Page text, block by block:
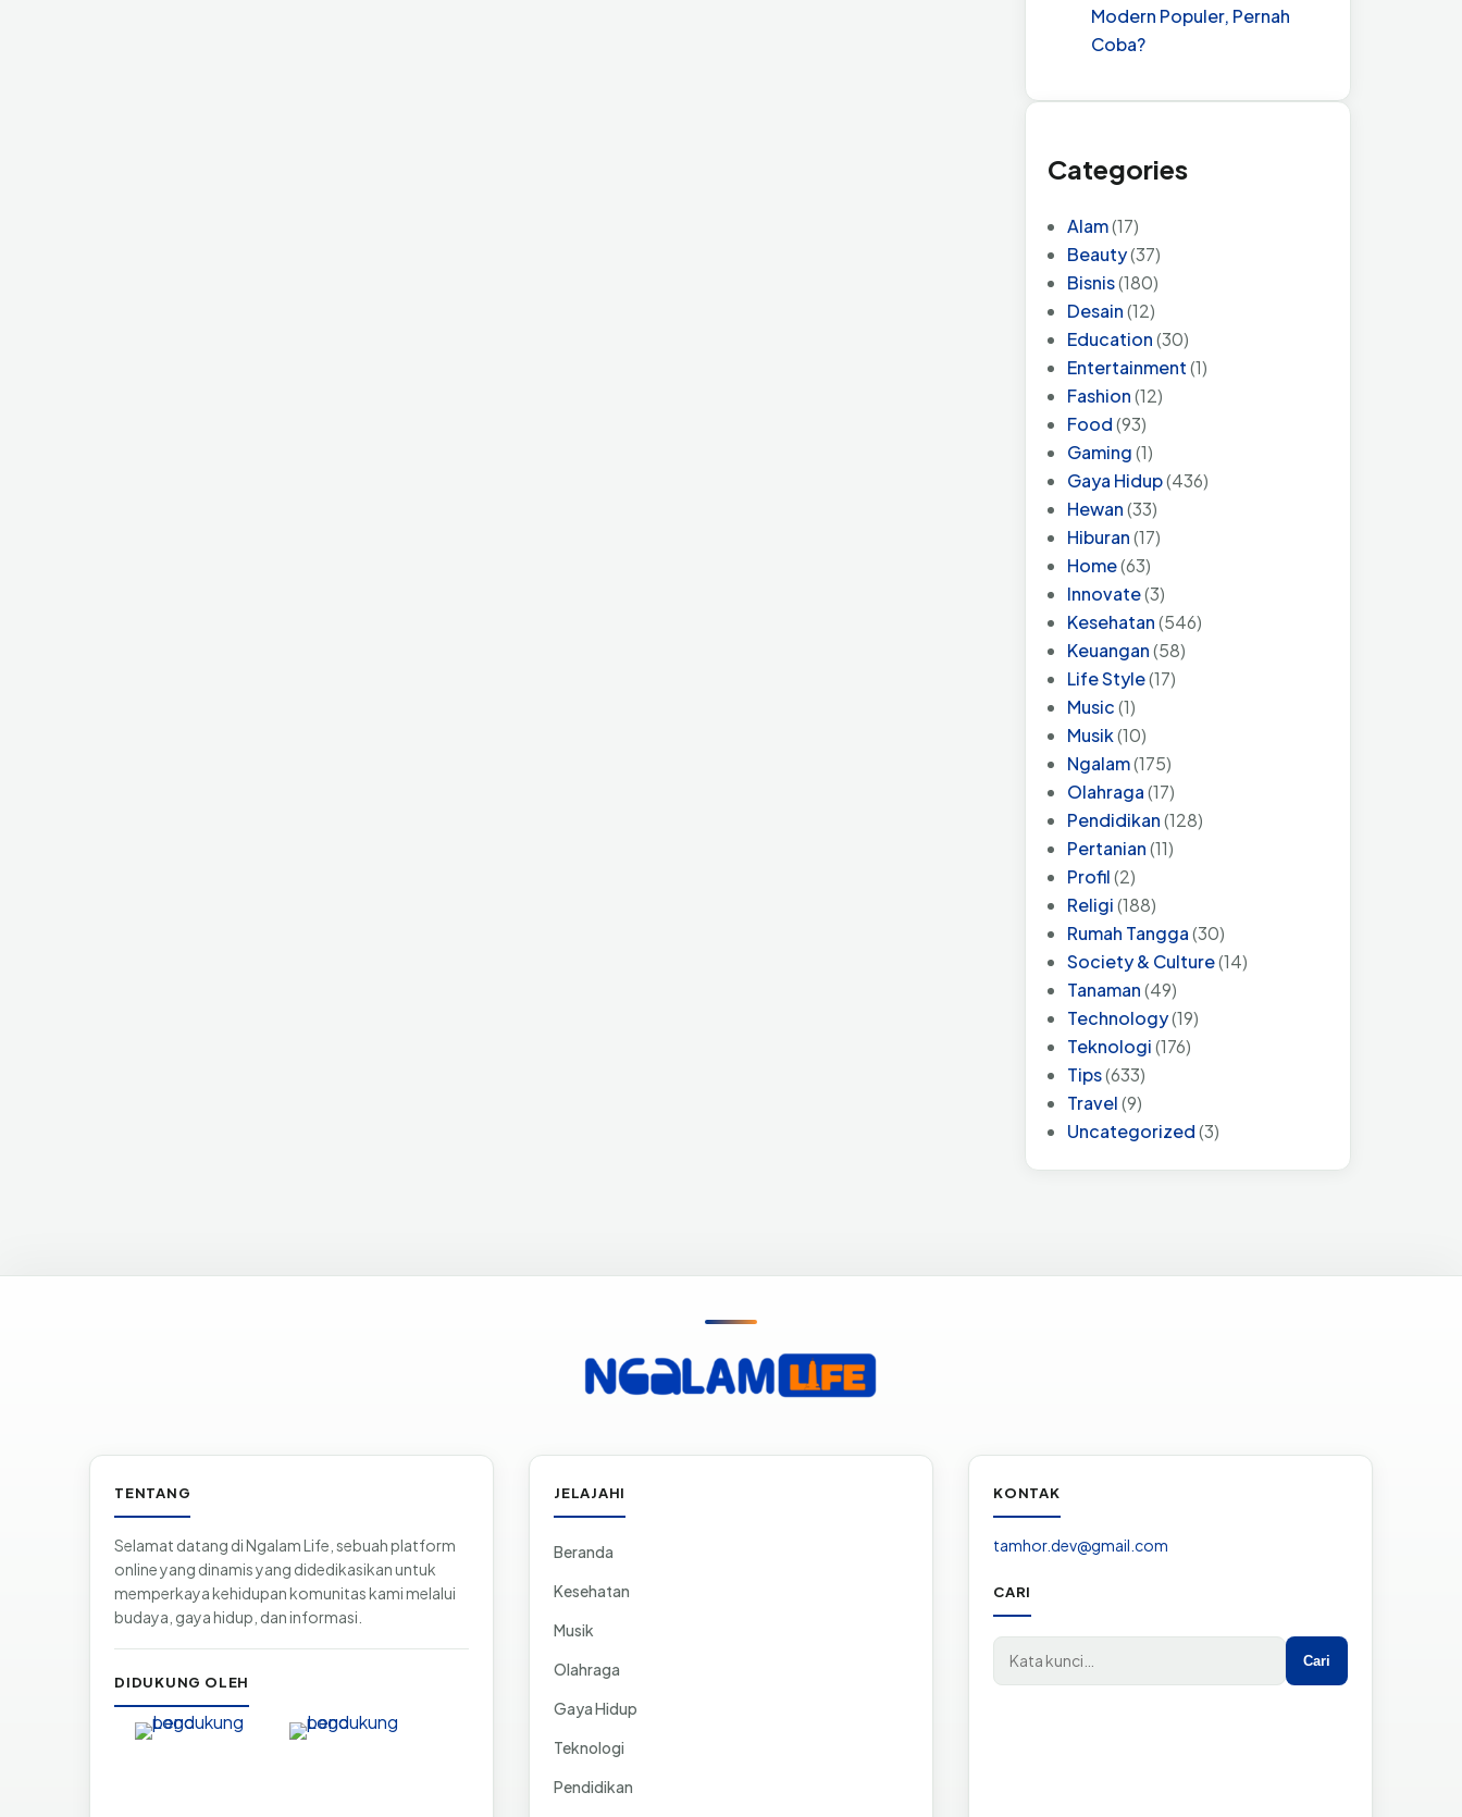
Modern Populer, Pernah
Coba?
Categories
Alam(17)
Beauty(37)
Bisnis(180)
Desain(12)
Education(30)
Entertainment(1)
Fashion(12)
Food(93)
Gaming(1)
Gaya Hidup(436)
Hewan(33)
Hiburan(17)
Home(63)
Innovate(3)
Kesehatan(546)
Keuangan(58)
Life Style(17)
Music(1)
Musik(10)
Ngalam(175)
Olahraga(17)
Pendidikan(128)
Pertanian(11)
Profil(2)
Religi(188)
Rumah Tangga(30)
Society & Culture(14)
Tanaman(49)
Technology(19)
Teknologi(176)
Tips(633)
Travel(9)
Uncategorized(3)
TENTANG
Selamat datang di Ngalam Life, sebuah platform
online yang dinamis yang didedikasikan untuk
memperkaya kehidupan komunitas kami melalui
budaya, gaya hidup, dan informasi.
DIDUKUNG OLEH
JELAJAHI
Beranda
Kesehatan
Musik
Olahraga
Gaya Hidup
Teknologi
Pendidikan
KONTAK
tamhor.dev@gmail.com
CARI
Cari di situs
Cari